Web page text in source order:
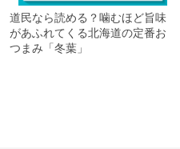
道民なら読める？噛むほど旨味
があふれてくる北海道の定番お
つまみ「冬葉」